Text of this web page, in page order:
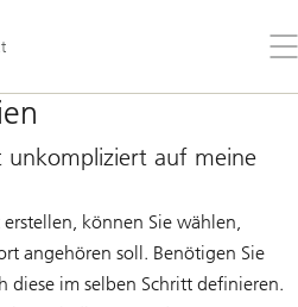
Sie
unkompliziert auf meine
können Sie wählen,
angehören soll. Benötigen Sie
diese im selben Schritt definieren.